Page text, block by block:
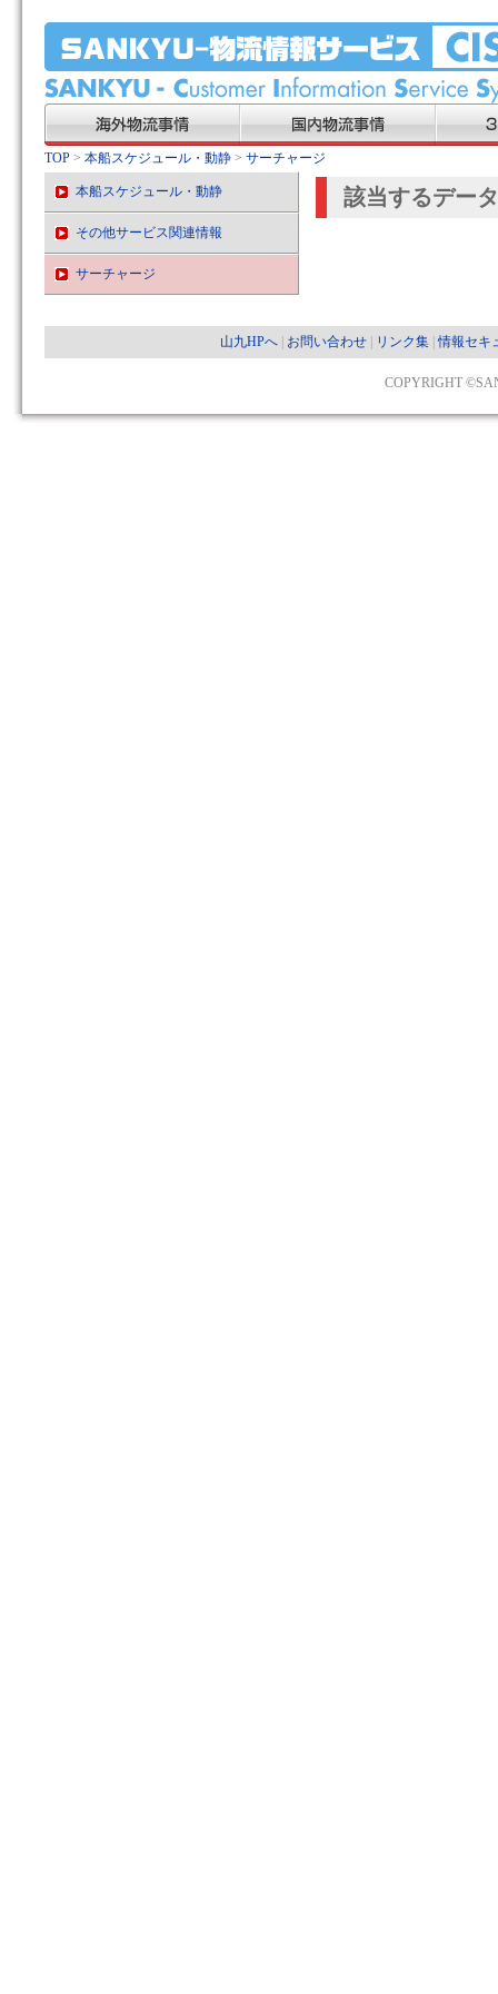
TOP > 本船スケジュール・動静 > サーチャージ
本船スケジュール・動静
その他サービス関連情報
サーチャージ
該当するデー
山九HPへ お問い合わせ リンク集 |情報セキ
COPYRIGHT